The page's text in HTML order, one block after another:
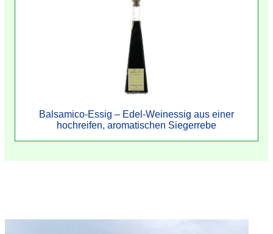
Balsamico-Essig – Edel-Weinessig aus einer
hochreifen, aromatischen Siegerrebe